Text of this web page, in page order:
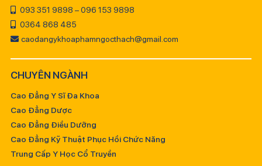
093 351 9898 – 096 153 9898
0364 868 485
caodangykhoaphamngocthach@gmail.com
CHUYÊN NGÀNH
Cao Đẳng Y Sĩ Đa Khoa
Cao Đẳng Dược
Cao Đẳng Điều Dưỡng
Cao Đẳng Kỹ Thuật Phục Hồi Chức Năng
Trung Cấp Y Học Cổ Truyền